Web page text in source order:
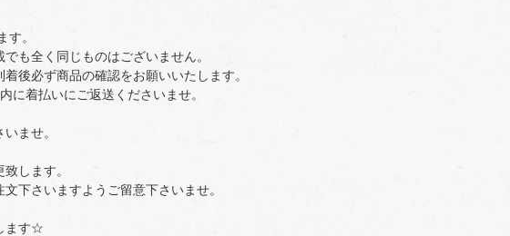
。
も全く同じものはございません。
後必ず商品の確認をお願いいたします。
に着払いにご返送くださいませ。
ませ。
します。
下さいますようご留意下さいませ。
ます☆